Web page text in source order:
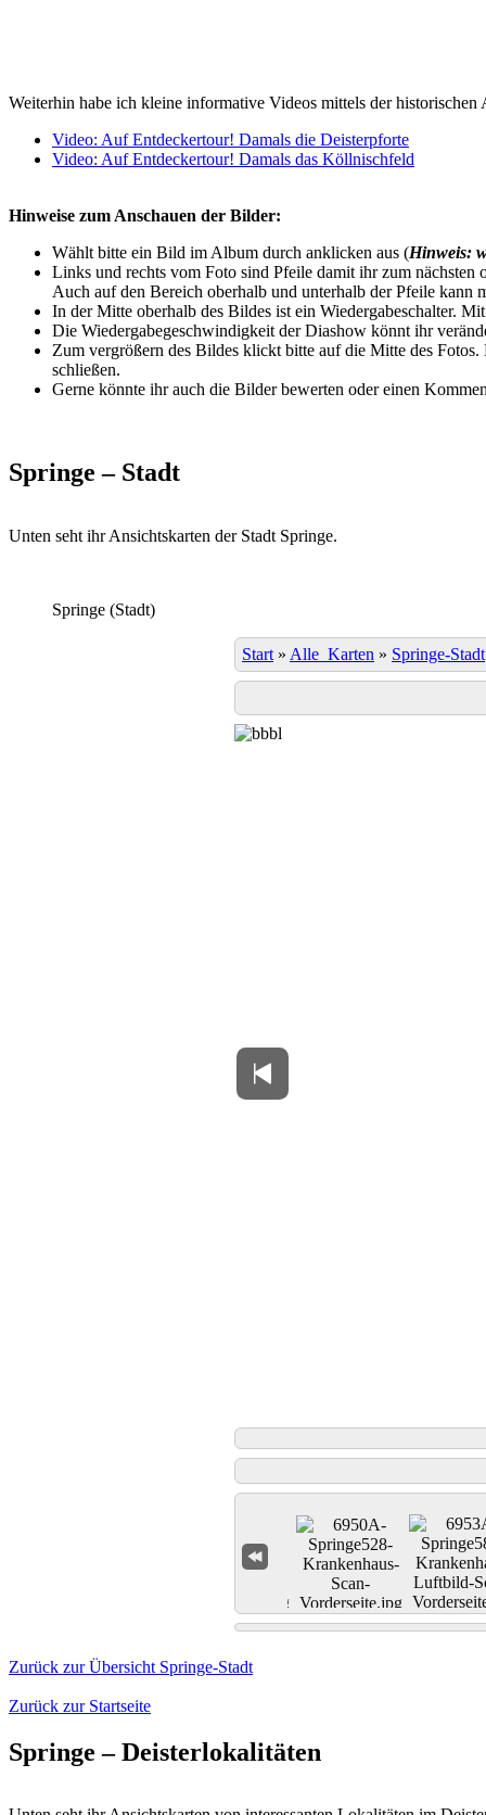
Weiterhin habe ich kleine informative Videos mittels der historischen
Video: Auf Entdeckertour! Damals die Deisterpforte
Video: Auf Entdeckertour! Damals das Köllnischfeld
Hinweise zum Anschauen der Bilder:
Wählt bitte ein Bild im Album durch anklicken aus (Hinweis:
Links und rechts vom Foto sind Pfeile damit ihr zum
Auch auf den Bereich oberhalb und unterhalb der Pfeile kann
In der Mitte oberhalb des Bildes ist ein Wiedergabeschalter.
Die Wiedergabegeschwindigkeit der Diashow könnt ihr
Zum vergrößern des Bildes klickt bitte auf die Mitte des
schließen.
Gerne könnte ihr auch die Bilder bewerten oder einen
Springe – Stadt
Unten seht ihr Ansichtskarten der Stadt Springe.
Springe (Stadt)
Start » Alle_Karten » Springe-Stadt
Zurück zur Übersicht Springe-Stadt
Zurück zur Startseite
Springe – Deisterlokalitäten